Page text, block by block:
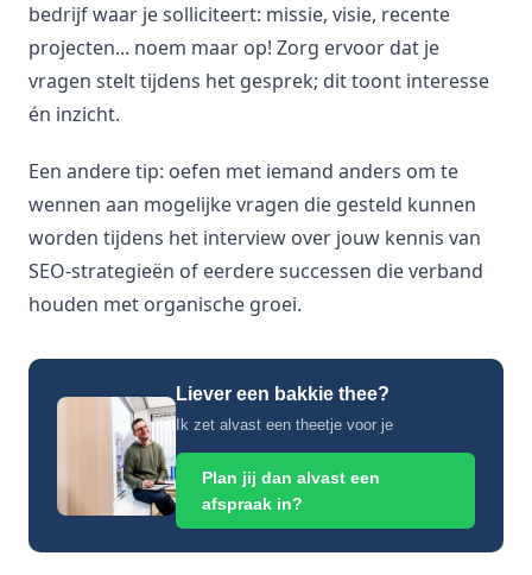
bedrijf waar je solliciteert: missie, visie, recente
projecten... noem maar op! Zorg ervoor dat je
vragen stelt tijdens het gesprek; dit toont interesse
én inzicht.
Een andere tip: oefen met iemand anders om te
wennen aan mogelijke vragen die gesteld kunnen
worden tijdens het interview over jouw kennis van
SEO-strategieën of eerdere successen die verband
houden met organische groei.
Liever een bakkie thee?
Ik zet alvast een theetje voor je
Plan jij dan alvast een
afspraak in?